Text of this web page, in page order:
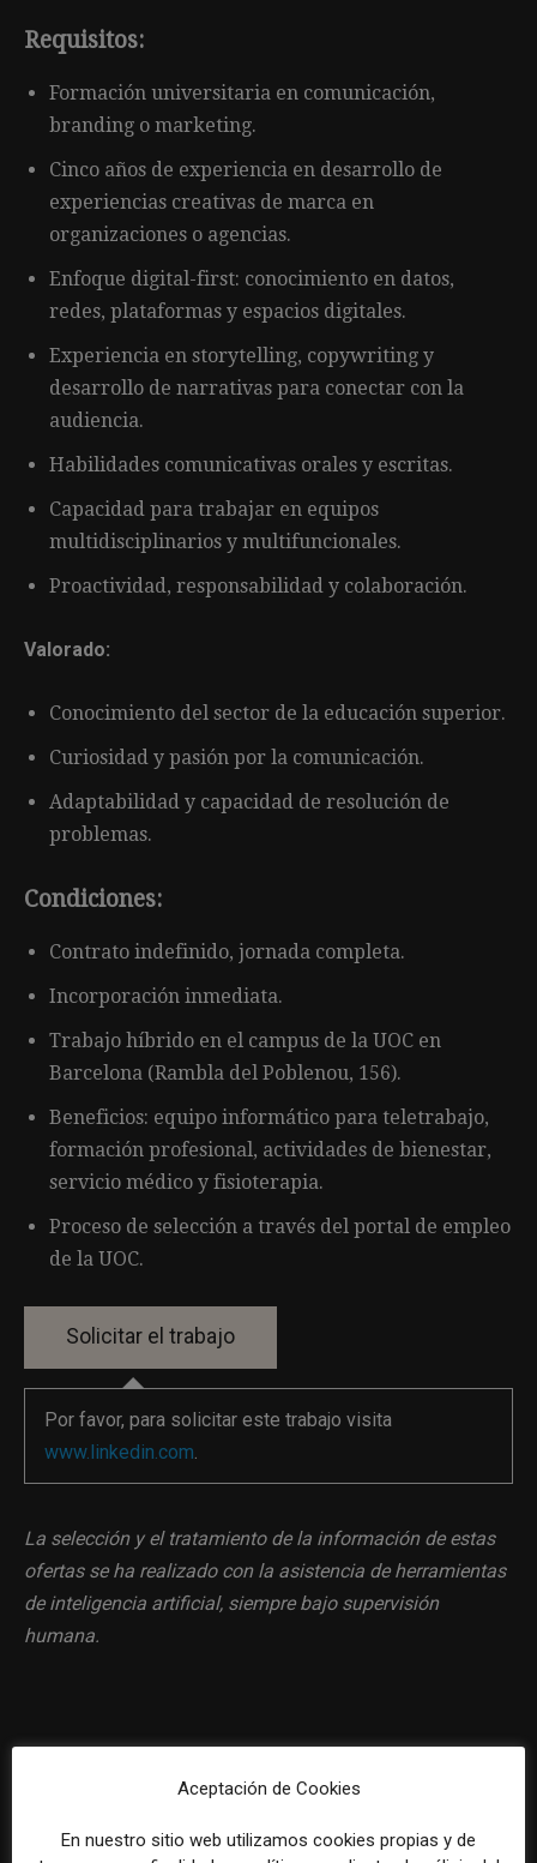
Requisitos:
Formación universitaria en comunicación,
branding o marketing.
Cinco años de experiencia en desarrollo de
experiencias creativas de marca en
organizaciones o agencias.
Enfoque digital-first: conocimiento en datos,
redes, plataformas y espacios digitales.
Experiencia en storytelling, copywriting y
desarrollo de narrativas para conectar con la
audiencia.
Habilidades comunicativas orales y escritas.
Capacidad para trabajar en equipos
multidisciplinarios y multifuncionales.
Proactividad, responsabilidad y colaboración.
Valorado:
Conocimiento del sector de la educación superior.
Curiosidad y pasión por la comunicación.
Adaptabilidad y capacidad de resolución de
problemas.
Condiciones:
Contrato indefinido, jornada completa.
Incorporación inmediata.
Trabajo híbrido en el campus de la UOC en
Barcelona (Rambla del Poblenou, 156).
Beneficios: equipo informático para teletrabajo,
formación profesional, actividades de bienestar,
servicio médico y fisioterapia.
Proceso de selección a través del portal de empleo
de la UOC.
Por favor, para solicitar este trabajo visita
www.linkedin.com.
La selección y el tratamiento de la información de estas
ofertas se ha realizado con la asistencia de herramientas
de inteligencia artificial, siempre bajo supervisión
humana.
Técnico/a de comunicación
Técnico/a de comunicación
Aceptación de Cookies
En nuestro sitio web utilizamos cookies propias y de